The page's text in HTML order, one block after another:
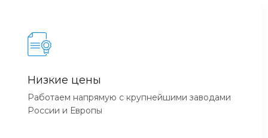
Низкие цены
Работаем напрямую с крупнейшими заводами
России и Европы